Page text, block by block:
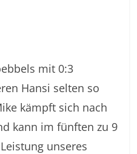
mit 0:3
Hansi selten so
kämpft sich nach
kann im fünften zu 9
unseres